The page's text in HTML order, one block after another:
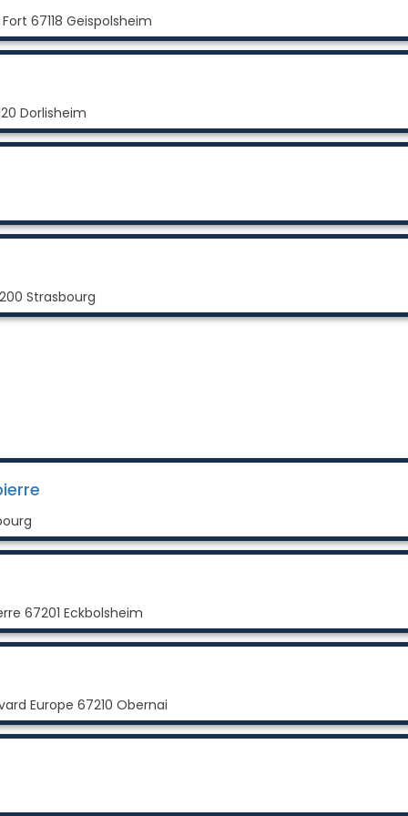
67118 Geispolsheim
Dorlisheim
Strasbourg
67201 Eckbolsheim
Europe 67210 Obernai